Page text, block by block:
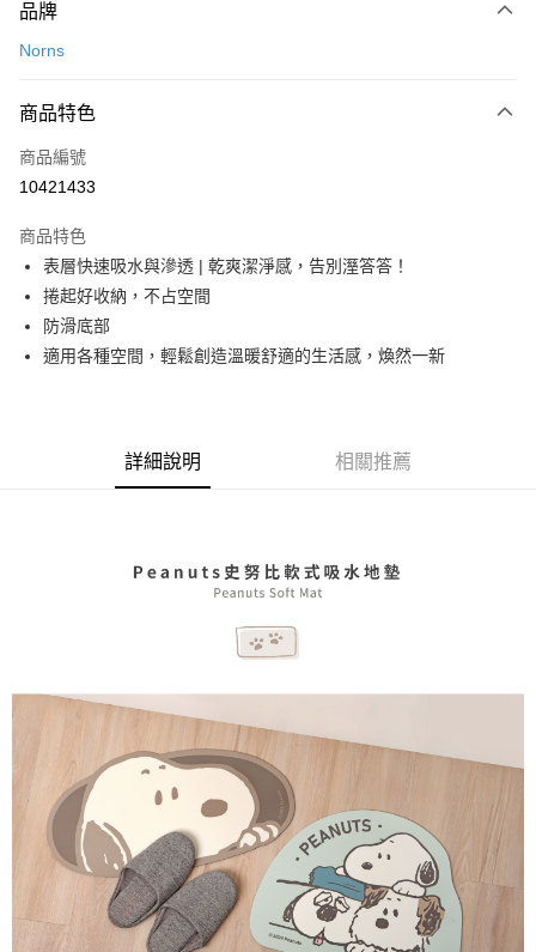
信用卡一次付款
Apple Pay
街口支付
Google Pay
全盈+PAY
大哥付你分期
相關說明
流程，驗證手機門號後，選擇欲分期的期數、繳款截止日，確認付款後即完
法說明評估內容。
2.透過簡訊連結打開帳單後，可選擇「超商條碼／台灣大直營門市／銀行轉
1.本服務係由「台灣大哥大股份有限公司」（以下簡稱本公司）所提供，讓
用戶於交易時，得透過本服務購買商品或服務，並由商店將買賣／分期付款
買賣價金債權讓與本公司後，依約使用本公司帳單繳交帳款。
2.基於同意付款使用「大哥付你分期」之契約關係目的，商店將以您的個人
資料（包含姓名、電話或地址）提供予台灣大哥大進項蒐集、處理及利用，
由本公司與您本人進行分期帳單所需資料之確認、核對及更正。
3.完整用戶服務條款，請詳閱以下連結：
https://oppay.tw/userRule
【關於「AFTEE先享後付」】
AFTEE先享後付是「在收到商品之後才付款」的支付方式。 讓您購物簡單
３．安心：先確認商品／服務後，再付款。
１．於結帳方式選擇「AFTEE先享後付」後，將跳轉至「AFTEE先享後付」
結帳頁面，進行簡訊認證並確認金額後，即可完成結帳。
３．收到繳費通知簡訊後14天內，點擊此簡訊中的連結，可透過四大超商／
ATM／網路銀行／等多元方式進行付款，方視為交易完成。
※ 請注意：結帳手續完成當下不需立刻繳費，但若您需要取消訂單，請聯絡
購買商品的店家。未經商家同意取消之訂單仍視為有效，需透過AFTEE先享
後付繳納相關費用。
※ 交易是否成功請以「AFTEE先享後付 」之結帳頁面顯示為準，若有關於
是否繳費成功／繳費後需取消欲退款等相關疑問，請聯繫「AFTEE先享後付
客戶支援中心」https://netprotections.freshdesk.com/support/home
【注意事項】
１．透過由恩沛科技股份有限公司提供之「AFTEE先享後付」服務完成之交
易，需依本服務之必要範圍內提供個人資料，並將交易相關給付款項請求債
付款後全家取貨
每筆NT$70，滿NT$899(含以上)免運費
每筆NT$100，滿NT$1,000(含以上)免運費
京站台北店客服中心(1F星巴克旁) 即日起不提供京站紙袋，取件時
請自備購物袋，若需購買紙袋可現場詢問
免運費
品牌
Norns
商品特色
商品編號
10421433
商品特色
表層快速吸水與滲透 | 乾爽潔淨感，告別溼答答！
捲起好收納，不占空間
防滑底部
適用各種空間，輕鬆創造溫暖舒適的生活感，煥然一新
詳細說明 相關推薦